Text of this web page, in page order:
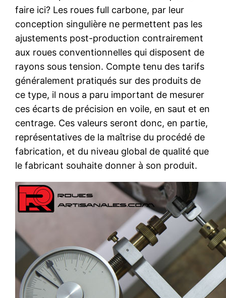
faire ici? Les roues full carbone, par leur
conception singulière ne permettent pas les
ajustements post-production contrairement
aux roues conventionnelles qui disposent de
rayons sous tension. Compte tenu des tarifs
généralement pratiqués sur des produits de
ce type, il nous a paru important de mesurer
ces écarts de précision en voile, en saut et en
centrage. Ces valeurs seront donc, en partie,
représentatives de la maîtrise du procédé de
fabrication, et du niveau global de qualité que
le fabricant souhaite donner à son produit.